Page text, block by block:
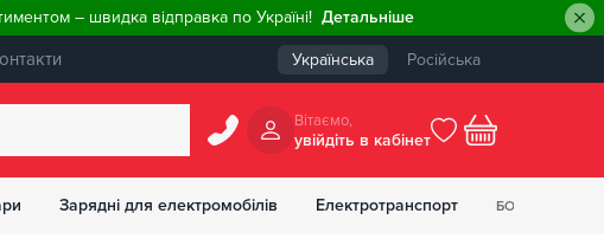
– швидка відправка по Україні! Детальніше
Українська Російська
Вiтаємо,
увiйдiть в кабiнет
БОНУСІВ
Зарядні для електромобілів Електротранспорт